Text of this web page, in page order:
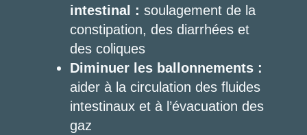
intestinal : soulagement de la
constipation, des diarrhées et
des coliques
Diminuer les ballonnements :
aider à la circulation des fluides
intestinaux et à l’évacuation des
gaz